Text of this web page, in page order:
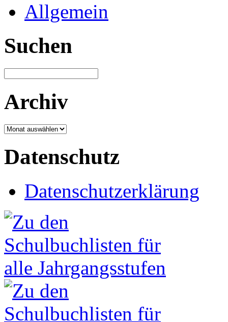
Allgemein
Suchen
Archiv
Archiv
Datenschutz
Datenschutzerklärung